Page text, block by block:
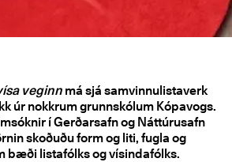
veginnmá sjá samvinnulistaverk
úr nokkrum grunnskólum Kópavogs.
í Gerðarsafn og Náttúrusafn
skoðuðu form og liti, fugla og
bæði listafólks og vísindafólks.